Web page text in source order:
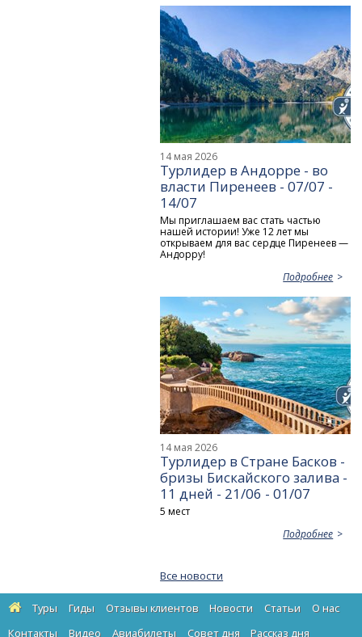
14 мая 2026
Турлидер в Андорре - во
власти Пиренеев - 07/07 -
14/07
Мы приглашаем вас стать частью
нашей истории! Уже 12 лет мы
открываем для вас сердце Пиренеев —
Андорру!
Подробнее
14 мая 2026
Турлидер в Стране Басков -
бризы Бискайского залива -
11 дней - 21/06 - 01/07
5 мест
Подробнее
Все новости
Туры Гиды Отзывы клиентов Новости Статьи
О нас
Контакты
Видео Авиабилеты Cовет дня Рассказ дня